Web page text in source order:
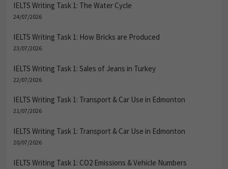
IELTS Writing Task 1: The Water Cycle
24/07/2026
IELTS Writing Task 1: How Bricks are Produced
23/07/2026
IELTS Writing Task 1: Sales of Jeans in Turkey
22/07/2026
IELTS Writing Task 1: Transport & Car Use in Edmonton
21/07/2026
IELTS Writing Task 1: Transport & Car Use in Edmonton
20/07/2026
IELTS Writing Task 1: CO2 Emissions & Vehicle Numbers